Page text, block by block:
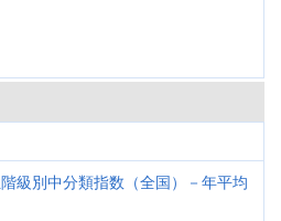
級別中分類指数（全国）－年平均